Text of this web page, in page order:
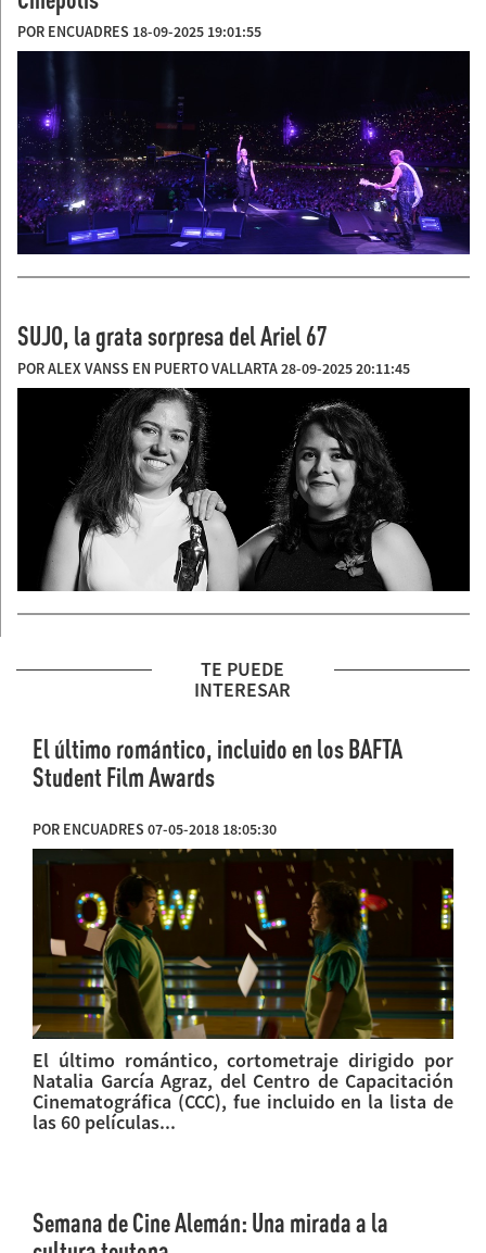
POR ENCUADRES 18-09-2025 19:01:55
SUJO, la grata sorpresa del Ariel 67
POR ALEX VANSS EN PUERTO VALLARTA 28-09-2025 20:11:45
TE PUEDE
INTERESAR
El último romántico, incluido en los BAFTA
Student Film Awards
POR ENCUADRES 07-05-2018 18:05:30
El último romántico, cortometraje dirigido por
Natalia García Agraz, del Centro de Capacitación
Cinematográfica (CCC), fue incluido en la lista de
las 60 películas...
Semana de Cine Alemán: Una mirada a la